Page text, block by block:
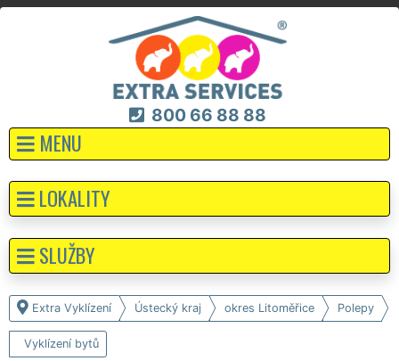
800 66 88 88
MENU
Extra Vyklízení Ústecký kraj okres Litoměřice Polepy
Vyklízení bytů
LOKALITY
SLUŽBY